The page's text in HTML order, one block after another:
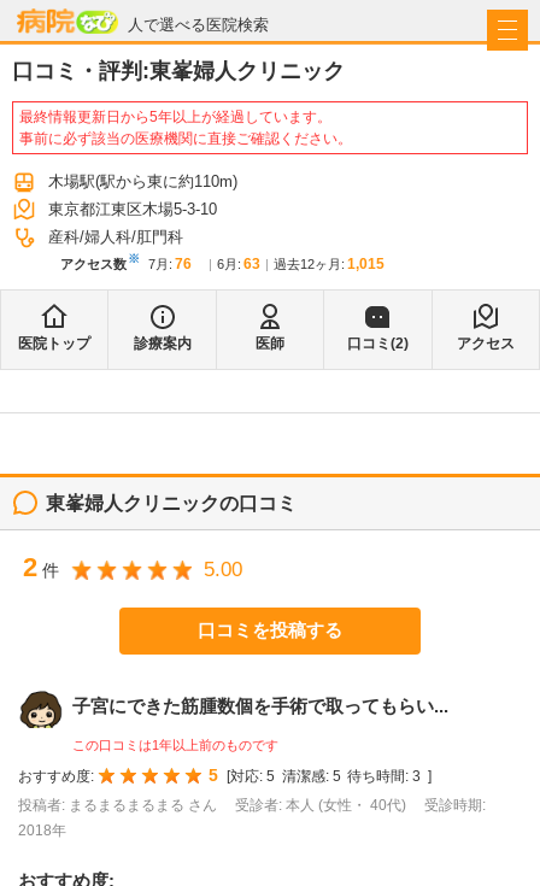
人で選べる医院検索
病院なび
口コミ・評判:東峯婦人クリニック
最終情報更新日から5年以上が経過しています。
事前に必ず該当の医療機関に直接ご確認ください。
木場駅(駅から東に約110m)
東京都江東区木場5-3-10
産科 婦人科 肛門科
アクセス数※ 7月 : 76 6月 : 63 過去12ヶ月: 1,015
医院トップ 診療案内 医師 口コミ(2) アクセス
東峯婦人クリニックの口コミ
2 件 5.00
口コミを投稿する
子宮にできた筋腫数個を手術で取ってもらい...
この口コミは1年以上前のものです
おすすめ度: 5 [対応: 5 清潔感: 5 待ち時間: 3 ]
投稿者: まるまるまるまる さん
受診者: 本人 (女性・ 40代)
受診時期:
2018年
おすすめ度: